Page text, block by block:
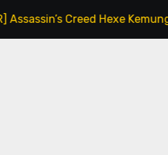
Creed Hexe Kemungkinan